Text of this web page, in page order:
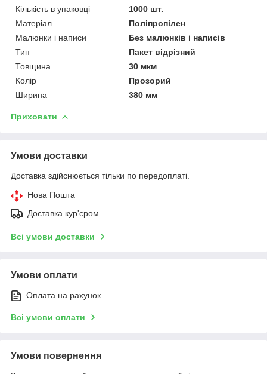
Кількість в упаковці
1000 шт.
Матеріал
Поліпропілен
Малюнки і написи
Без малюнків і написів
Тип
Пакет відрізний
Товщина
30 мкм
Колір
Прозорий
Ширина
380 мм
Приховати
Умови доставки
Доставка здійснюється тільки по передоплаті.
Нова Пошта
Доставка кур'єром
Всі умови доставки
Умови оплати
Оплата на рахунок
Всі умови оплати
Умови повернення